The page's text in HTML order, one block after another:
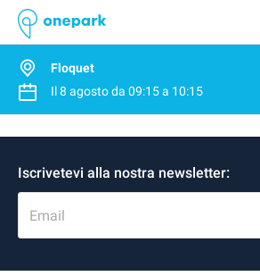
Floquet
Il8 agostoda 09:15a 10:15
Iscrivetevi alla nostra newsletter:
Email